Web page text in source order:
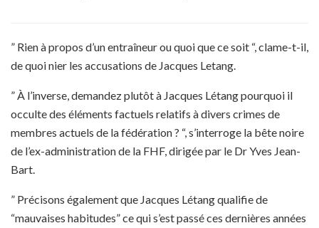
” Rien à propos d’un entraîneur ou quoi que ce soit “, clame-t-il,
de quoi nier les accusations de Jacques Letang.
” À l’inverse, demandez plutôt à Jacques Létang pourquoi il
occulte des éléments factuels relatifs à divers crimes de
membres actuels de la fédération ? “, s’interroge la bête noire
de l’ex-administration de la FHF, dirigée par le Dr Yves Jean-
Bart.
” Précisons également que Jacques Létang qualifie de
“mauvaises habitudes” ce qui s’est passé ces dernières années